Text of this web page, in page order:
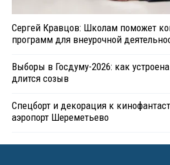
Сергей Кравцов: Школам поможет
программ для внеурочной
Выборы в Госдуму-2026: как
длится созыв
Спецборт и декорация к
аэропорт Шереметьево